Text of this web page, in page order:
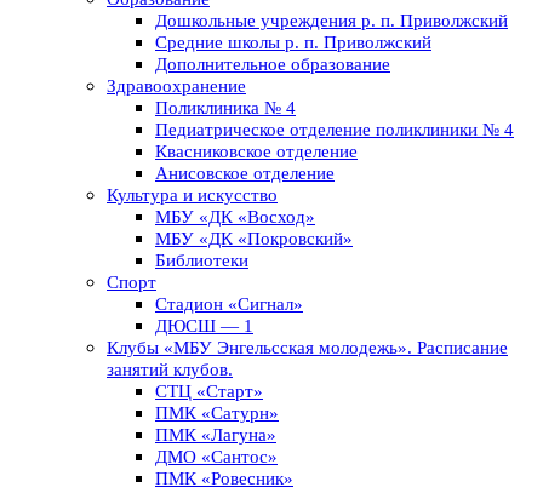
Дошкольные учреждения р. п. Приволжский
Средние школы р. п. Приволжский
Дополнительное образование
Здравоохранение
Поликлиника № 4
Педиатрическое отделение поликлиники № 4
Квасниковское отделение
Анисовское отделение
Культура и искусство
МБУ «ДК «Восход»
МБУ «ДК «Покровский»
Библиотеки
Спорт
Стадион «Сигнал»
ДЮСШ — 1
Клубы «МБУ Энгельсская молодежь». Расписание
занятий клубов.
СТЦ «Старт»
ПМК «Сатурн»
ПМК «Лагуна»
ДМО «Сантос»
ПМК «Ровесник»